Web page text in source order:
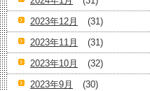
2023年12月
(31)
2023年11月
(31)
2023年10月
(32)
2023年9月
(30)